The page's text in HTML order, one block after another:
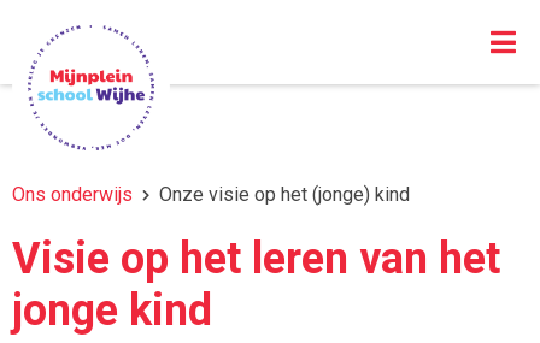
Ons onderwijs Onze visie op het (jonge) kind
Visie op het leren van het
jonge kind